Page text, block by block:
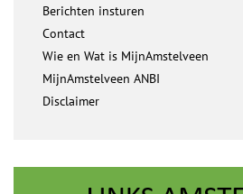
Berichten insturen
Contact
Wie en Wat is MijnAmstelveen
MijnAmstelveen ANBI
Disclaimer